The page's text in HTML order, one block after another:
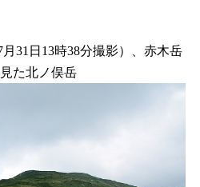
31日13時38分撮影）、赤木岳
た北ノ俣岳